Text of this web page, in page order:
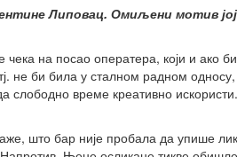
Липовац. Омиљени мотив јој
чека на посао оператера, који и ако
не би била у сталном радном
слободно време креативно
што бар није пробала да упише